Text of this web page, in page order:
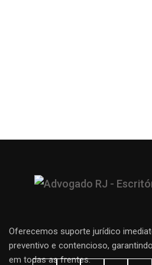
Oferecemos suporte jurídico
preventivo e contencioso,
em todas as frentes.